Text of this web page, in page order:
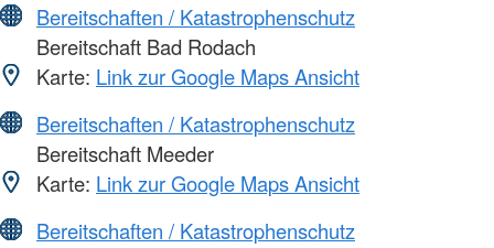
Bereitschaften / Katastrophenschutz
Bereitschaft Bad Rodach
Karte: Link zur Google Maps Ansicht
Bereitschaften / Katastrophenschutz
Bereitschaft Meeder
Karte: Link zur Google Maps Ansicht
Bereitschaften / Katastrophenschutz